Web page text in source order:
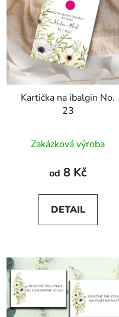
Kartička na ibalgin No.
23
Zakázková výroba
od 8 Kč
DETAIL